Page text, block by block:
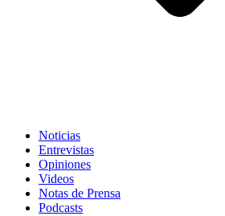
Noticias
Entrevistas
Opiniones
Videos
Notas de Prensa
Podcasts